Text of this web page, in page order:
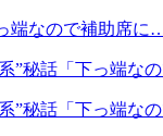
端なので補助席に…
”秘話「下っ端な
”秘話「下っ端な